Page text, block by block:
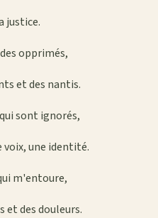
justice.
opprimés,
et des nantis.
sont ignorés,
voix, une identité.
m'entoure,
et des douleurs.